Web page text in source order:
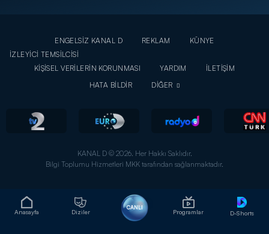
Anasayfa Diziler
CANLI
Programlar D-Shorts
ENGELSİZ KANAL D REKLAM
KÜNYE
İZLEYİCİ TEMSİLCİSİ
KİŞİSEL VERİLERİN KORUNMASI
YARDIM
İLETİŞİM
HATA BİLDİR
DİĞER
KANAL D © 2026. Her Hakkı Saklıdır.
Bilgi Toplumu Hizmetleri MKK tarafından sağlanmaktadır.